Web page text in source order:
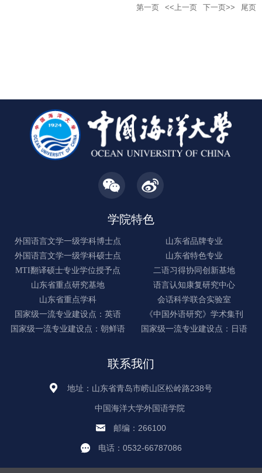
第一页 <<上一页 下一页>> 尾页
学院特色
外国语言文学一级学科博士点
山东省品牌专业
外国语言文学一级学科硕士点
山东省特色专业
MTI翻译硕士专业学位授予点
二语习得协同创新基地
山东省重点研究基地
语言认知康复研究中心
山东省重点学科
会话科学联合实验室
国家级一流专业建设点：英语
《中国外语研究》学术集刊
国家级一流专业建设点：朝鲜语
国家级一流专业建设点：日语
联系我们
地址：山东省青岛市崂山区松岭路238号
中国海洋大学外国语学院
邮编：266100
电话：0532-66787086